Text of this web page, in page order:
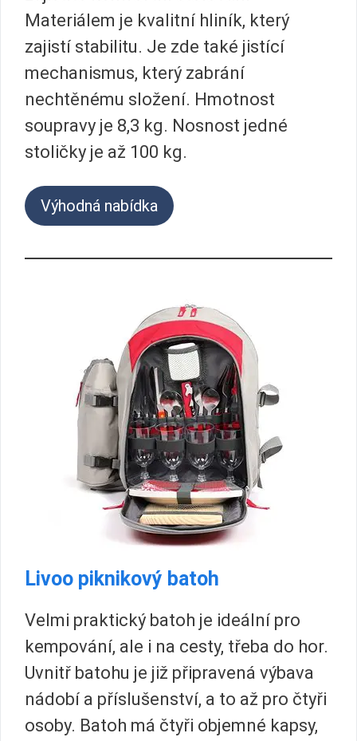
Materiálem je kvalitní hliník, který
zajistí stabilitu. Je zde také jistící
mechanismus, který zabrání
nechtěnému složení. Hmotnost
soupravy je 8,3 kg. Nosnost jedné
stoličky je až 100 kg.
Výhodná nabídka
Livoo piknikový batoh
Velmi praktický batoh je ideální pro
kempování, ale i na cesty, třeba do hor.
Uvnitř batohu je již připravená výbava
nádobí a příslušenství, a to až pro čtyři
osoby. Batoh má čtyři objemné kapsy,